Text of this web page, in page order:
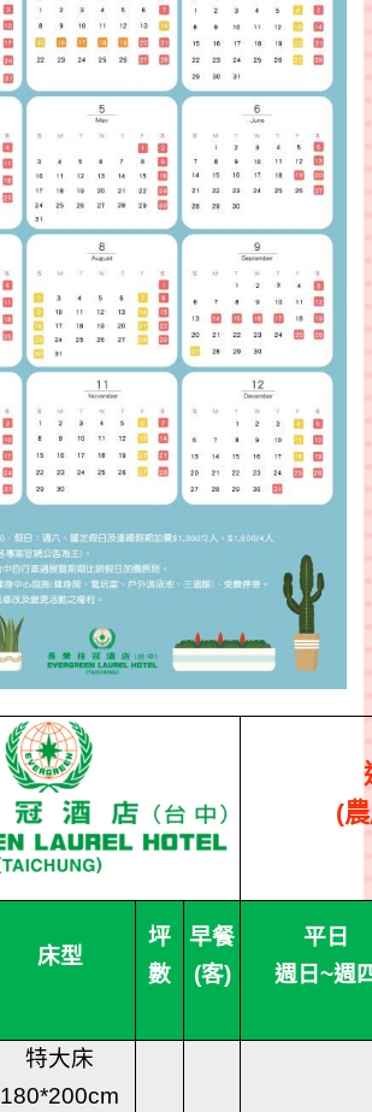
(
床型
坪
數
早餐
(客)
平日
週日 ~週
特大床
180*200cm